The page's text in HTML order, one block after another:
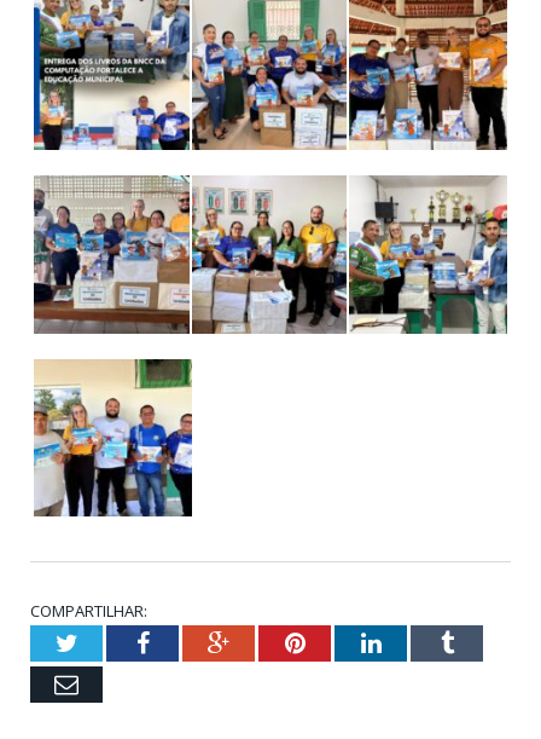
COMPARTILHAR:
TwitterFacebookGoogle+PinterestLinkedInTumblr
Email